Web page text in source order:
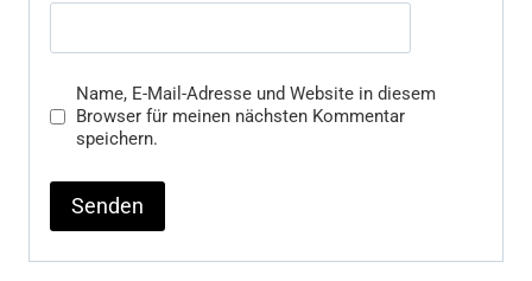
Name, E-Mail-Adresse und Website in diesem
Browser für meinen nächsten Kommentar
speichern.